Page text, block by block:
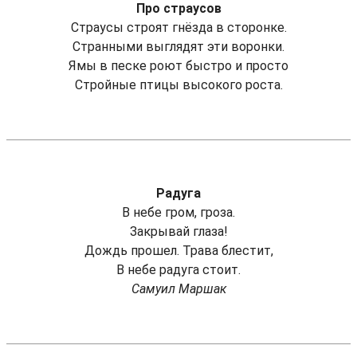
Про страусов
Страусы строят гнёзда в сторонке.
Странными выглядят эти воронки.
Ямы в песке роют быстро и просто
Стройные птицы высокого роста.
Радуга
В небе гром, гроза.
Закрывай глаза!
Дождь прошел. Трава блестит,
В небе радуга стоит.
Самуил Маршак